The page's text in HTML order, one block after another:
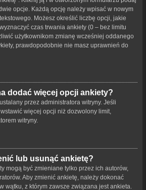
opcje. Każdą opcję należy wpisać w nowym
Możesz określić liczbę opcji, jakie
czas trwania ankiety (0 – bez limitu
użytkownikom zmianę wcześniej oddanego
prawdopodobnie nie masz uprawnień do
dodać więcej opcji ankiety?
przez administratora witryny. Jeśli
więcej opcji niż dozwolony limit,
witryny.
lub usunąć ankietę?
mogą być zmieniane tylko przez ich autorów,
Aby zmienić ankietę, należy dokonać
wątku, z którym zawsze związana jest ankieta.